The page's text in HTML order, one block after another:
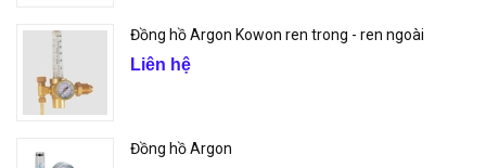
Đồng hồ Argon Kowon ren trong - ren ngoài
Liên hệ
Đồng hồ Argon